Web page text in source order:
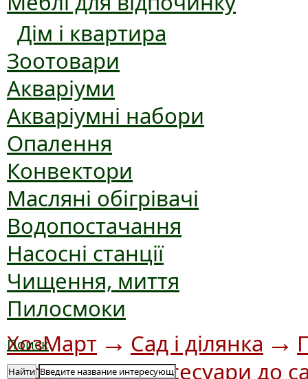
Дім і квартира
Зоотовари
Акваріуми
Акваріумні набори
Опалення
Конвектори
Масляні обігрівачі
Водопостачання
Насосні станції
Чищення, миття
Пилосмоки
Поиск
Найти
ХозМарт → Сад і ділянка →
аксесуари→Аксесуари до